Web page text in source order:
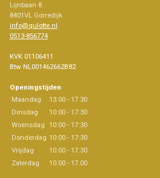
Lijnbaan 8
8401VL Gorredijk
info@qulotte.nl
0513-856774
KVK 01106411
Btw NL001462662B82
Openingstijden
Maandag
13.00 - 17.30
Dinsdag
10:00 - 17:30
Woensdag 10:00 - 17:30
Donderdag 10:00 - 17:30
Vrijdag
10:00 - 17.30
Zaterdag
10.00 - 17.00